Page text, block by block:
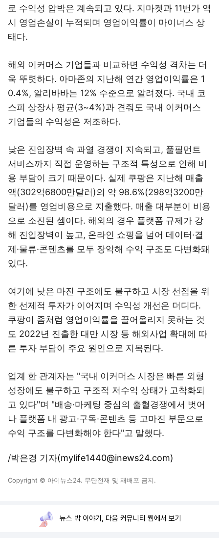
로 수익성 압박은 계속되고 있다. 지마켓과 11번가 역
시 영업손실이 누적되며 영업이익률이 마이너스 상
태다.
해외 이커머스 기업들과 비교하면 수익성 격차는 더
욱 뚜렷하다. 아마존의 지난해 연간 영업이익률은 1
0.4%, 알리바바는 12% 수준으로 알려졌다. 국내 코
스피 상장사 평균(3~4%)과 견줘도 국내 이커머스
기업들의 수익성은 저조하다.
낮은 진입장벽 속 과열 경쟁이 지속되고, 풀필먼트
서비스까지 직접 운영하는 구조적 특성으로 인해 비
용 부담이 크기 때문이다. 실제 쿠팡은 지난해 매출
액(302억6800만달러)의 약 98.6%(298억3200만
달러)를 영업비용으로 지출했다. 매출 대부분이 비용
으로 소진된 셈이다. 해외의 경우 플랫폼 규제가 강
해 진입장벽이 높고, 온라인 쇼핑을 넘어 데이터·결
제·물류·콘텐츠를 모두 장악해 수익 구조도 다변화돼
있다.
여기에 낮은 마진 구조에도 불구하고 시장 선점을 위
한 선제적 투자가 이어지며 수익성 개선은 더디다.
쿠팡이 좀처럼 영업이익률을 끌어올리지 못하는 것
도 2022년 진출한 대만 시장 등 해외사업 확대에 따
른 투자 부담이 주요 원인으로 지목된다.
업계 한 관계자는 "국내 이커머스 시장은 빠른 외형
성장에도 불구하고 구조적 저수익 상태가 고착화되
고 있다"며 "배송·마케팅 중심의 출혈경쟁에서 벗어
나 플랫폼 내 광고·구독·콘텐츠 등 고마진 부문으로
수익 구조를 다변화해야 한다"고 말했다.
/박은경 기자(mylife1440@inews24.com)
Copyright © 아이뉴스24. 무단전재 및 재배포 금지.
뉴스 밖 이야기, 다음 커뮤니티 웹에서 보기